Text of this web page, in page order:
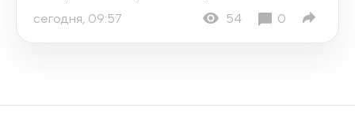
сегодня, 09:57 54 0